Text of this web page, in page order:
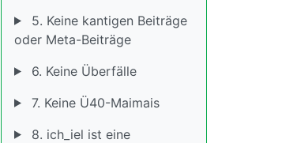
5. Keine kantigen Beiträge
oder Meta-Beiträge
6. Keine Überfälle
7. Keine Ü40-Maimais
8. ich_iel ist eine